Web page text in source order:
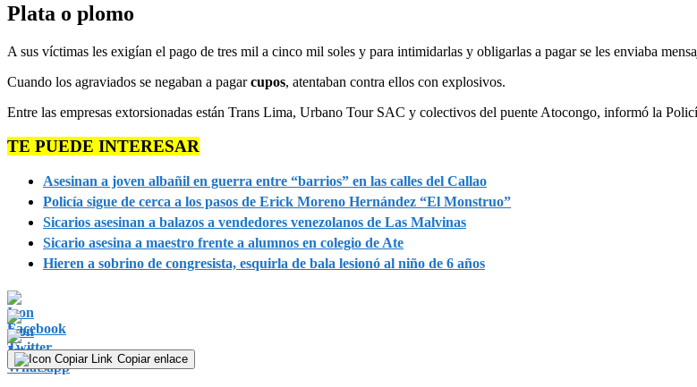
Plata o plomo
A sus víctimas les exigían el pago de tres mil a cinco mil soles y para intimidarlas y obligarlas a pagar se les enviaba
Cuando los agraviados se negaban a pagarcupos, atentaban contra ellos con explosivos.
Entre las empresas extorsionadas están Trans Lima, Urbano Tour SAC y colectivos del puente Atocongo, informó la
TE PUEDE INTERESAR
Asesinan a joven albañil en guerra entre “barrios” en las calles del Callao
Policía sigue de cerca a los pasos de Erick Moreno Hernández “El Monstruo”
Sicarios asesinan a balazos a vendedores venezolanos de Las Malvinas
Sicario asesina a maestro frente a alumnos en colegio de Ate
Hieren a sobrino de congresista, esquirla de bala lesionó al niño de 6 años
Copiar enlace